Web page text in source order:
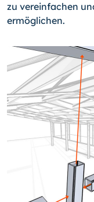
zu vereinfachen
ermöglichen.